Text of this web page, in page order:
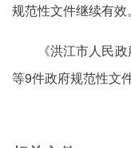
规范性文件继续有效。
《洪江市人民
等9件政府规范性文